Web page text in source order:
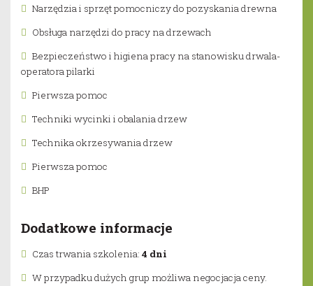
Narzędzia i sprzęt pomocniczy do pozyskania drewna
Obsługa narzędzi do pracy na drzewach
Bezpieczeństwo i higiena pracy na stanowisku drwala-
operatora pilarki
Pierwsza pomoc
Techniki wycinki i obalania drzew
Technika okrzesywania drzew
Pierwsza pomoc
BHP
Dodatkowe informacje
Czas trwania szkolenia: 4 dni
W przypadku dużych grup możliwa negocjacja ceny.